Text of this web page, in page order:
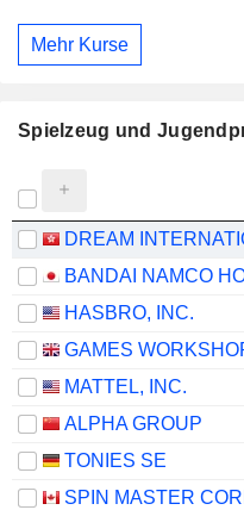
Mehr Kurse
Spielzeug und
HASBRO, INC.
MATTEL, INC.
ALPHA GROUP
TONIES SE
SPIN MASTER